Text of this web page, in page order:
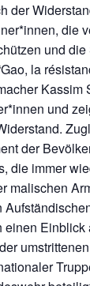
der
die
und die
la
Kassim
und
der
die immer
malischen
einen Einblick